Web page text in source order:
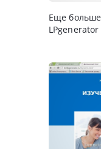
Еще
LPgenerator